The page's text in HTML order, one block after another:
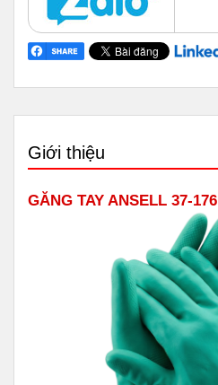
Giới thiệu
GĂNG TAY ANSELL 37-176